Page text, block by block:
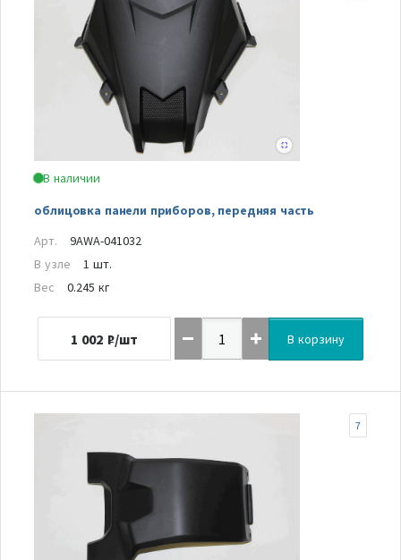
В наличии
облицовка панели приборов, передняя часть
Арт.
9AWA-041032
В узле
1 шт.
Вес
0.245 кг
1 002 ₽/шт В корзину
7